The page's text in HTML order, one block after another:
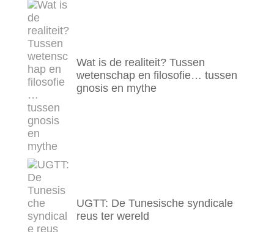
Wat is de realiteit? Tussen
wetenschap en filosofie… tussen
gnosis en mythe
UGTT: De Tunesische syndicale
reus ter wereld